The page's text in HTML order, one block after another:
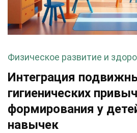
Физическое развитие и
Интеграция
гигиенических
формирования у
навычек